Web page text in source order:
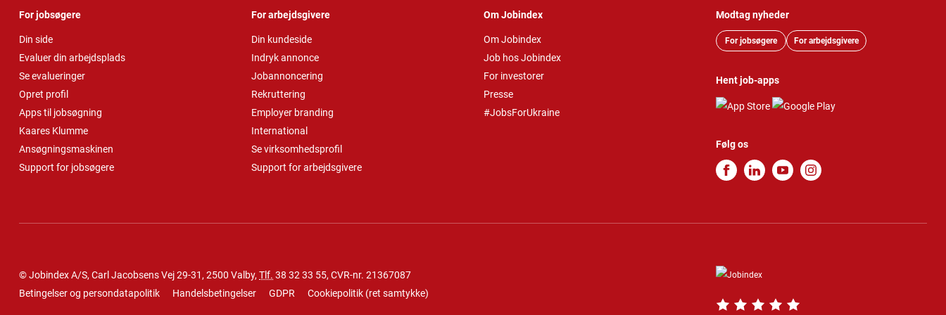
For jobsøgere
Din side
Evaluer din arbejdsplads
Se evalueringer
Opret profil
Apps til jobsøgning
Kaares Klumme
Ansøgningsmaskinen
Support for jobsøgere
For arbejdsgivere
Din kundeside
Indryk annonce
Jobannoncering
Rekruttering
Employer branding
International
Se virksomhedsprofil
Support for arbejdsgivere
Om Jobindex
Om Jobindex
Job hos Jobindex
For investorer
Presse
#JobsForUkraine
Modtag nyheder
For jobsøgere For arbejdsgivere
Hent job-apps
Følg os
© Jobindex A/S, Carl Jacobsens Vej 29-31, 2500 Valby, Tlf. 38 32 33 55, CVR-nr. 21367087
Betingelser og persondatapolitik
Handelsbetingelser GDPR Cookiepolitik (ret samtykke)